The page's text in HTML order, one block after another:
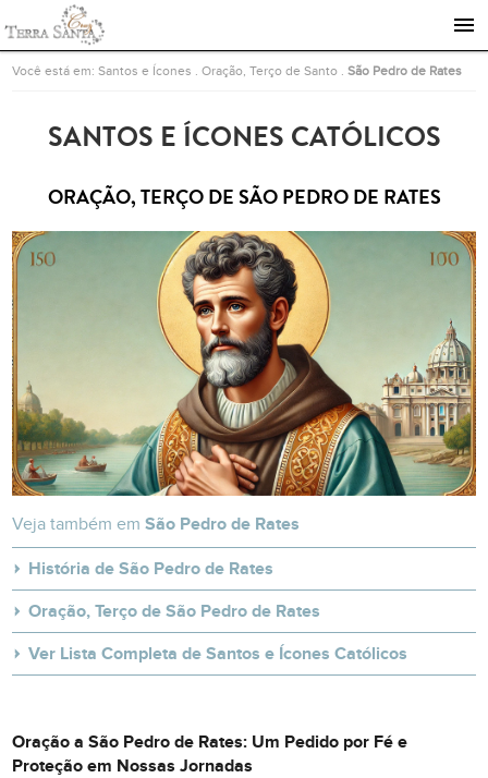
Ir para a página inicial
Você está em:Santos e Ícones .Oração, Terço de Santo .São Pedro de Rates
SANTOS E ÍCONES CATÓLICOS
ORAÇÃO, TERÇO DE SÃO PEDRO DE RATES
Veja também emSão Pedro de Rates
História de São Pedro de Rates
Oração, Terço de São Pedro de Rates
Ver Lista Completa de Santos e Ícones Católicos
Oração a São Pedro de Rates: Um Pedido por Fé e
Proteção em Nossas Jornadas